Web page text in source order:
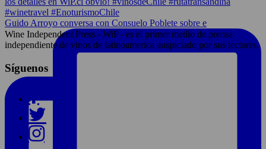
Guido Arroyo conversa con Consuelo Poblete sobre e
Wine Independent Press - WiP - es el primer medio de prensa
independiente de vinos de latinoamerica auspiciado por sus lectores.
Síguenos